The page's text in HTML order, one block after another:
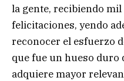
la gente, recibiendo
felicitaciones, yendo
reconocer el esfuerzo
que fue un hueso duro
adquiere mayor